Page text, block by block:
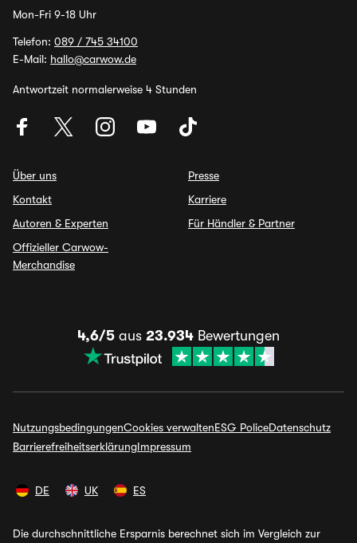
Mon-Fri 9-18 Uhr
Telefon: 089 / 745 34100
E-Mail: hallo@carwow.de
Antwortzeit normalerweise 4 Stunden
Über uns
Kontakt
Autoren & Experten
Offizieller Carwow-
Merchandise
Presse
Karriere
Für Händler & Partner
4,6/5 aus 23.934 Bewertungen
NutzungsbedingungenCookies verwaltenESG PoliceDatenschutz
BarrierefreiheitserklärungImpressum
DE UK ES
Die durchschnittliche Ersparnis berechnet sich im Vergleich zur